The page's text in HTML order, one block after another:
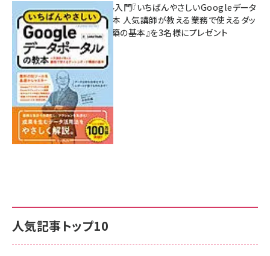
人気記事トップ10
無料BIツール入門『いちばんやさしいGoogleデータ
ポータルの教本 人気講師が教える業務で使えるダッ
シュボード構築の基本』を3名様にプレゼント
7月31日 10:00